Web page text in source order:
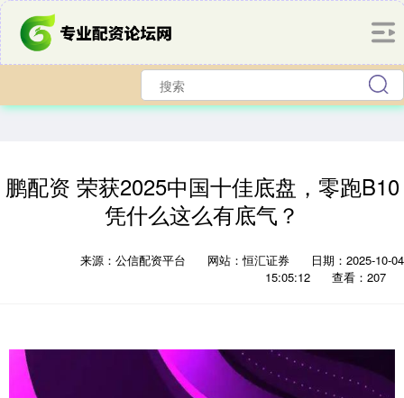
鹏配资 荣获2025中国十佳底盘，零跑B10
凭什么这么有底气？
来源：公信配资平台 网站：恒汇证券
日期：2025-10-04
15:05:12
查看：207